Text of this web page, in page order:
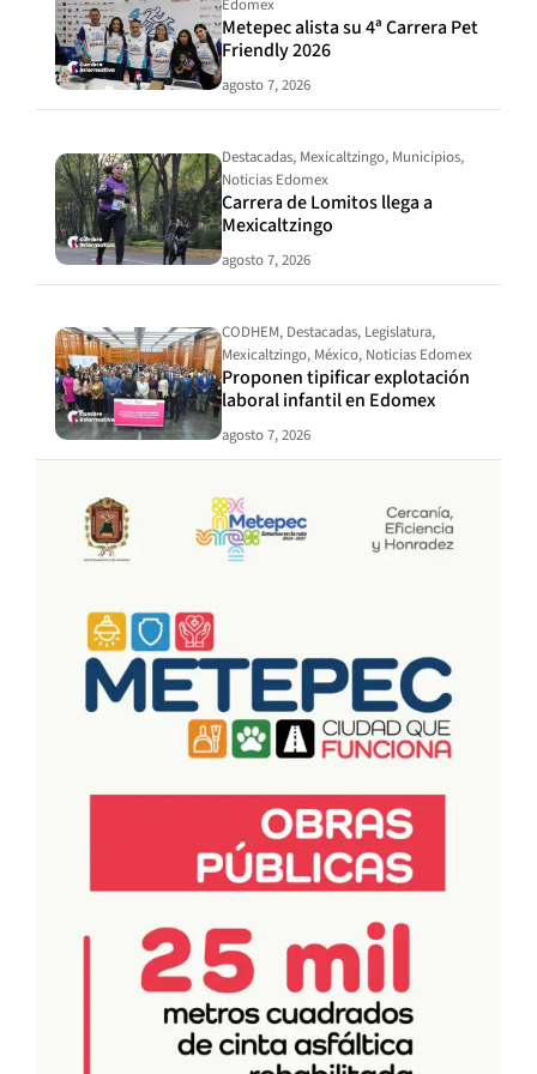
Metepec alista su 4ª Carrera Pet
Friendly 2026
agosto 7, 2026
Destacadas, Mexicaltzingo, Municipios,
Noticias Edomex
Carrera de Lomitos llega a
Mexicaltzingo
agosto 7, 2026
CODHEM, Destacadas, Legislatura,
Mexicaltzingo, México, Noticias Edomex
Proponen tipificar explotación
laboral infantil en Edomex
agosto 7, 2026